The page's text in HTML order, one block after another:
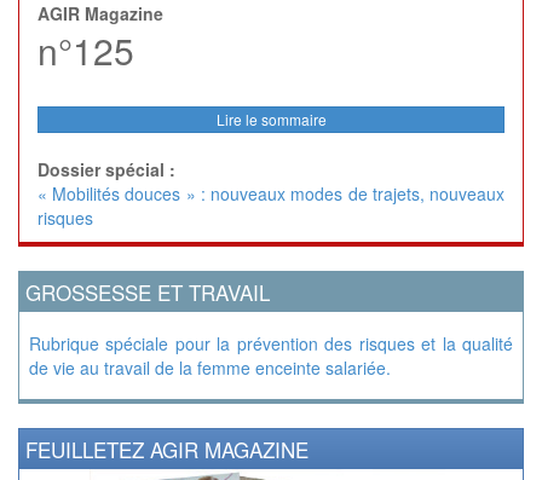
AGIR Magazine
n°125
Lire le sommaire
Dossier spécial :
« Mobilités douces » : nouveaux modes de trajets, nouveaux
risques
GROSSESSE ET TRAVAIL
Rubrique spéciale pour la prévention des risques et la qualité
de vie au travail de la femme enceinte salariée.
FEUILLETEZ AGIR MAGAZINE